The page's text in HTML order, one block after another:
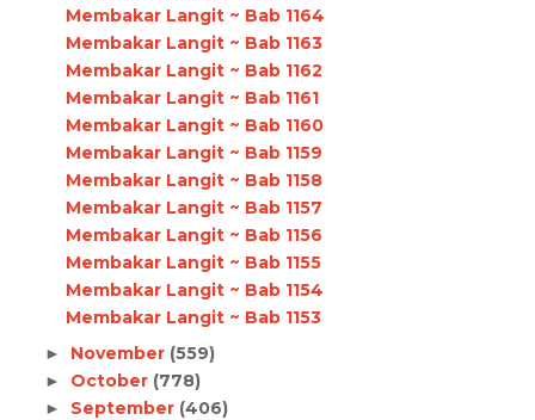
Membakar Langit ~ Bab 1164
Membakar Langit ~ Bab 1163
Membakar Langit ~ Bab 1162
Membakar Langit ~ Bab 1161
Membakar Langit ~ Bab 1160
Membakar Langit ~ Bab 1159
Membakar Langit ~ Bab 1158
Membakar Langit ~ Bab 1157
Membakar Langit ~ Bab 1156
Membakar Langit ~ Bab 1155
Membakar Langit ~ Bab 1154
Membakar Langit ~ Bab 1153
► November (559)
► October (778)
► September (406)